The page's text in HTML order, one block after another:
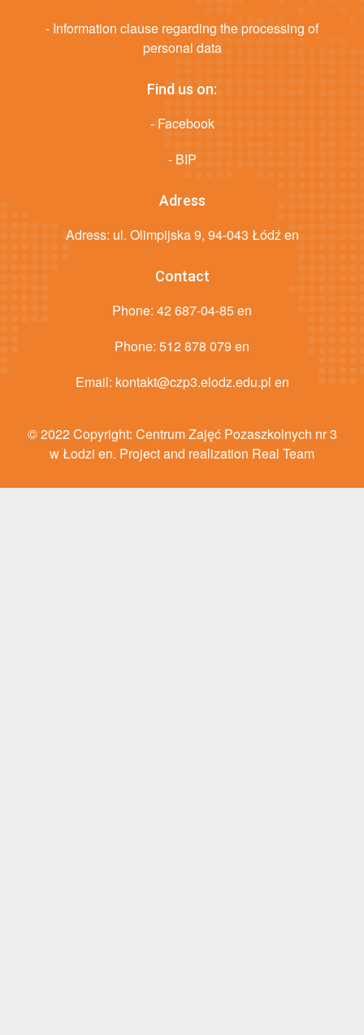
- Information clause regarding the processing of
personal data
Find us on:
- Facebook
- BIP
Adress
Adress: ul. Olimpijska 9, 94-043 Łódź en
Contact
Phone: 42 687-04-85 en
Phone: 512 878 079 en
Email: kontakt@czp3.elodz.edu.pl en
© 2022 Copyright: Centrum Zajęć Pozaszkolnych nr 3
w Łodzi en. Project and realization Real Team